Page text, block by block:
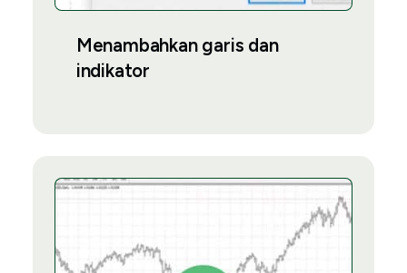
Menambahkan garis dan
indikator